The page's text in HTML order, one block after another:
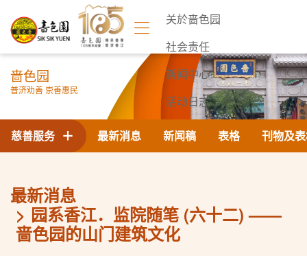
关於啬色园
社会责任
新闻中心
活动日志
联络我们
啬色园
普济劝善 崇善惠民
最新消息 新闻稿 表格 刊物及
慈善服务
最新消息
园系香江．监院随笔 (六十二) ——
啬色园的山门建筑文化